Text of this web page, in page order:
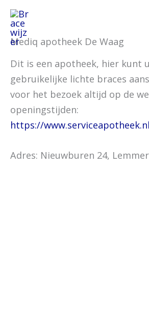
Ga
naar
Mediq apotheek De Waag
Dit is een apotheek, hier kunt
gebruikelijke lichte braces
voor het bezoek altijd op de
openingstijden:
https://
Adres: Nieuwburen 24,